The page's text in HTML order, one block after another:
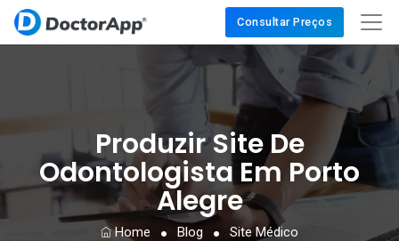
Consultar Preços
Produzir Site De
Odontologista Em Porto
Alegre
Home Blog Site Médico